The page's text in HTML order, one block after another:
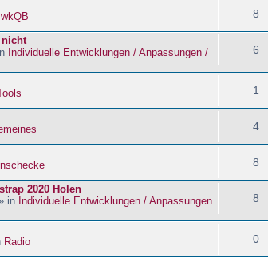
wkQB 8
Individuelle Entwicklungen / Anpassungen /
6
1
4
8
2020 Holen
in Individuelle Entwicklungen / Anpassungen
8
Radio 0